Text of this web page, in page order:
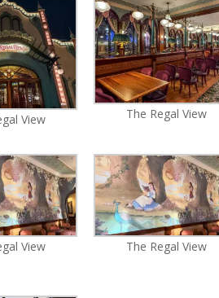
View
The Regal View
View The Regal View